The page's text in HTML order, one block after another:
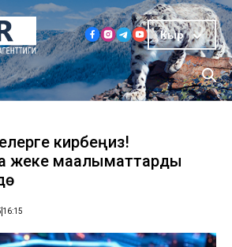
Кыр
кирбеңиз!
жеке маалыматтарды
16:15